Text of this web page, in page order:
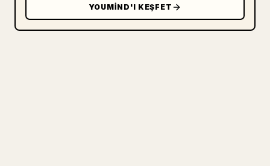
YOUMIND'I KEŞFET